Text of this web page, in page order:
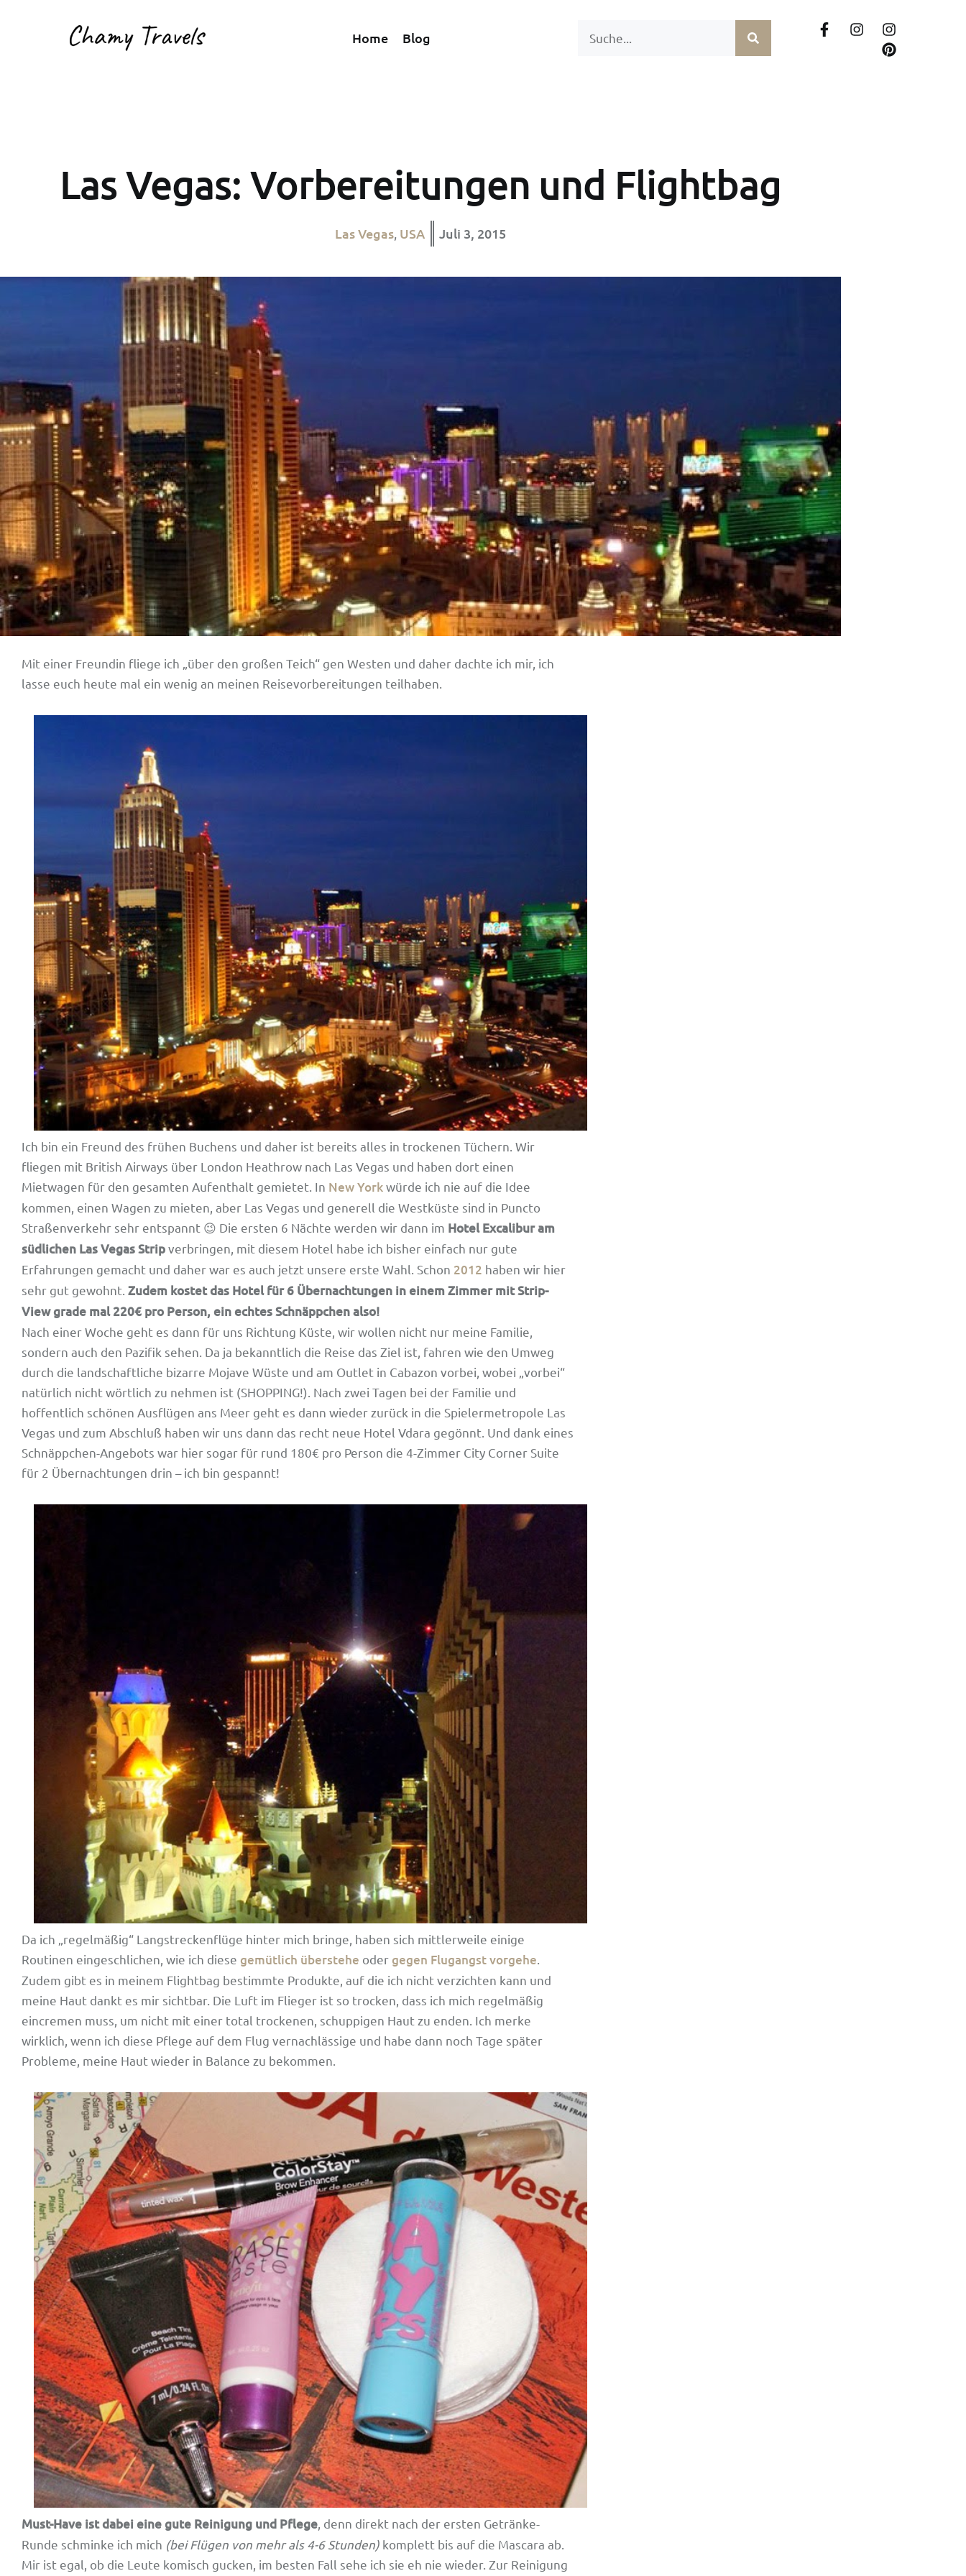
Home Blog
Las Vegas: Vorbereitungen und Flightbag
Las Vegas USA Juli 3, 2015
Mit einer Freundin fliege ich „über den großen Teich“ gen Westen und daher dachte ich mir, ich
lasse euch heute mal ein wenig an meinen Reisevorbereitungen teilhaben.
Ich bin ein Freund des frühen Buchens und daher ist bereits alles in trockenen Tüchern. Wir
fliegen mit British Airways über London Heathrow nach Las Vegas und haben dort einen
Mietwagen für den gesamten Aufenthalt gemietet. In New Yorkwürde ich nie auf die Idee
kommen, einen Wagen zu mieten, aber Las Vegas und generell die Westküste sind in Puncto
Straßenverkehr sehr entspannt 😉 Die ersten 6 Nächte werden wir dann im Hotel Excalibur am
südlichen Las Vegas Stripverbringen, mit diesem Hotel habe ich bisher einfach nur gute
Erfahrungen gemacht und daher war es auch jetzt unsere erste Wahl. Schon 2012 haben wir hier
sehr gut gewohnt. Zudem kostet das Hotel für 6 Übernachtungen in einem Zimmer mit Strip-
View grade mal 220€ pro Person, ein echtes Schnäppchen also!
Nach einer Woche geht es dann für uns Richtung Küste, wir wollen nicht nur meine Familie,
sondern auch den Pazifik sehen. Da ja bekanntlich die Reise das Ziel ist, fahren wie den Umweg
durch die landschaftliche bizarre Mojave Wüste und am Outlet in Cabazon vorbei, wobei „vorbei“
natürlich nicht wörtlich zu nehmen ist (SHOPPING!). Nach zwei Tagen bei der Familie und
hoffentlich schönen Ausflügen ans Meer geht es dann wieder zurück in die Spielermetropole Las
Vegas und zum Abschluß haben wir uns dann das recht neue Hotel Vdara gegönnt. Und dank eines
Schnäppchen-Angebots war hier sogar für rund 180€ pro Person die 4-Zimmer City Corner Suite
für 2 Übernachtungen drin – ich bin gespannt!
Da ich „regelmäßig“ Langstreckenflüge hinter mich bringe, haben sich mittlerweile einige
Routinen eingeschlichen, wie ich diese gemütlich überstehe oder gegen Flugangst vorgehe
Zudem gibt es in meinem Flightbag bestimmte Produkte, auf die ich nicht verzichten kann und
meine Haut dankt es mir sichtbar. Die Luft im Flieger ist so trocken, dass ich mich regelmäßig
eincremen muss, um nicht mit einer total trockenen, schuppigen Haut zu enden. Ich merke
wirklich, wenn ich diese Pflege auf dem Flug vernachlässige und habe dann noch Tage später
Probleme, meine Haut wieder in Balance zu bekommen.
Must-Have ist dabei eine gute Reinigung und Pflege , denn direkt nach der ersten Getränke-
Runde schminke ich mich (bei Flügen von mehr als 4-6 Stunden) komplett bis auf die Mascara ab.
Mir ist egal, ob die Leute komisch gucken, im besten Fall sehe ich sie eh nie wieder. Zur Reinigung